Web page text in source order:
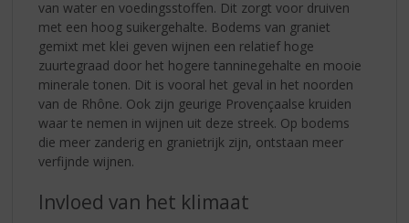
van water en voedingsstoffen. Dit zorgt voor druiven
met een hoog suikergehalte. Bodems van graniet
gemixt met klei geven wijnen een relatief hoge
zuurtegraad door het hogere tanninegehalte en mooie
minerale tonen. Dit is vooral het geval in het noorden
van de Rhône. Ook zijn geurige Provençaalse kruiden
waar te nemen in wijnen uit deze streek. Op bodems
die meer zanderig en granietrijk zijn, ontstaan meer
verfijnde wijnen.
Invloed van het klimaat